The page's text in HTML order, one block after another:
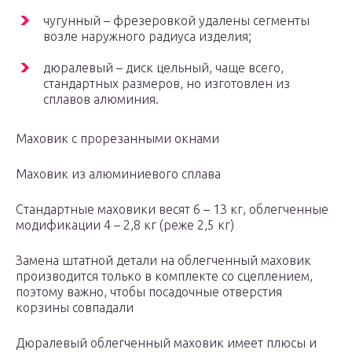
чугунный – фрезеровкой удалены сегменты
возле наружного радиуса изделия;
дюралевый – диск цельный, чаще всего,
стандартных размеров, но изготовлен из
сплавов алюминия.
Маховик с прорезанными окнами
Маховик из алюминиевого сплава
Стандартные маховики весят 6 – 13 кг, облегченные
модификации 4 – 2,8 кг (реже 2,5 кг)
Замена штатной детали на облегченный маховик
производится только в комплекте со сцеплением,
поэтому важно, чтобы посадочные отверстия
корзины совпадали
Дюралевый облегченный маховик имеет плюсы и